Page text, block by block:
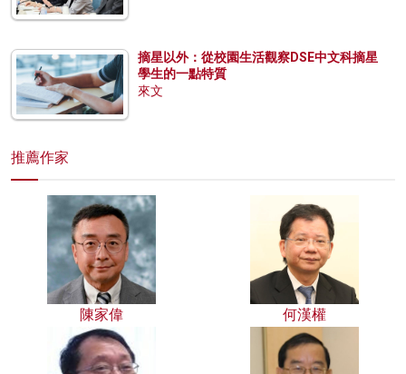
摘星以外：從校園生活觀察DSE中文科摘星
學生的一點特質
來文
推薦作家
陳家偉 何漢權